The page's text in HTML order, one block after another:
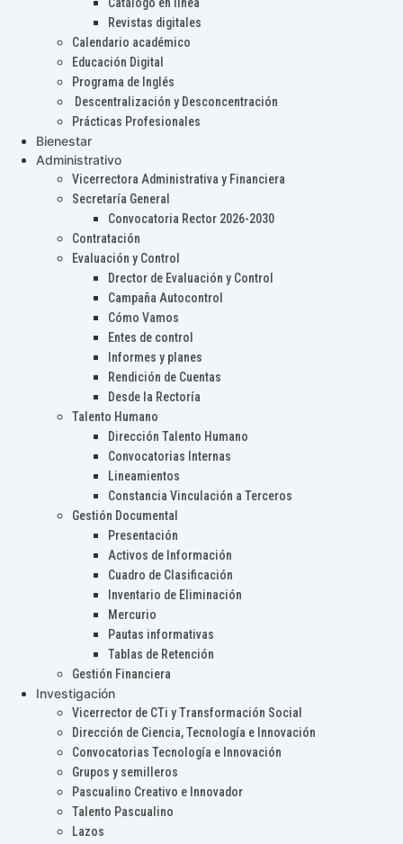
Catálogo en línea
Revistas digitales
Calendario académico
Educación Digital
Programa de Inglés
Descentralización y Desconcentración
Prácticas Profesionales
Bienestar
Administrativo
Vicerrectora Administrativa y Financiera
Secretaría General
Convocatoria Rector 2026-2030
Contratación
Evaluación y Control
Drector de Evaluación y Control
Campaña Autocontrol
Cómo Vamos
Entes de control
Informes y planes
Rendición de Cuentas
Desde la Rectoría
Talento Humano
Dirección Talento Humano
Convocatorias Internas
Lineamientos
Constancia Vinculación a Terceros
Gestión Documental
Presentación
Activos de Información
Cuadro de Clasificación
Inventario de Eliminación
Mercurio
Pautas informativas
Tablas de Retención
Gestión Financiera
Investigación
Vicerrector de CTi y Transformación Social
Dirección de Ciencia, Tecnología e Innovación
Convocatorias Tecnología e Innovación
Grupos y semilleros
Pascualino Creativo e Innovador
Talento Pascualino
Lazos